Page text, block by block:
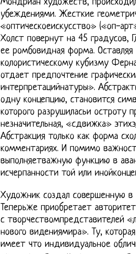
Мондриан художеств,
убеждениями. Жесткие
«оптическоеискусство» («оп-
Холст повернут на 45 градусов,
ее ромбовидная форма.
колористическому кубизму
отдает предпочтение
интерпретацийнатуры».
одну концепцию, становится
которого разрушиласьи остроту
незначительная, «сдвижка»
Абстракция только как форма
комментариях. И помимо
выполняетважную функцию в
исчерпанности той или
Художник создал совершенную в
Теперьже приобретает
с творчествомпредставителей
нового видениямира». Ту,
имеет что индивидуальное